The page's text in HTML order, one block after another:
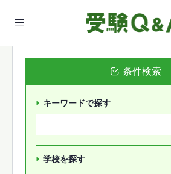
条件検索
キーワードで探す
学校を探す